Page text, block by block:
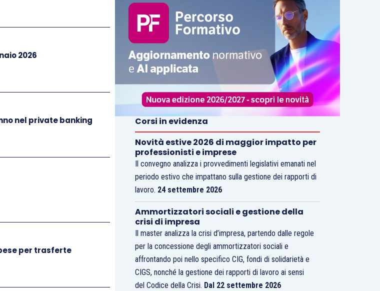
2026
nel private banking
per trasferte
Corsi in evidenza
Novità estive 2026 di maggior impatto per
professionisti e imprese
Il convegno analizza i provvedimenti legislativi emanati nel
periodo estivo che impattano sulla gestione dei rapporti di
lavoro. 24 settembre 2026
Ammortizzatori sociali e gestione della
crisi di impresa
Il master analizza la crisi d’impresa, partendo dalle regole
per la concessione degli ammortizzatori sociali e
affrontando poi nello specifico CIG, fondi di solidarietà e
CIGS, nonché la gestione dei rapporti di lavoro ai sensi
del Codice della Crisi. Dal 22 settembre 2026